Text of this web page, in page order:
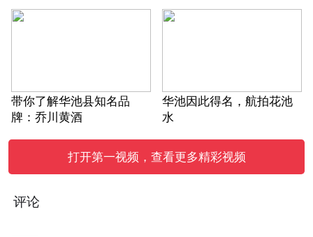
带你了解华池县知名品
牌：乔川黄酒
华池因此得名，航拍花池
水
打开第一视频，查看更多精彩视频
评论